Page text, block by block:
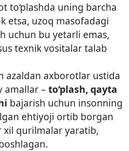
to‘plashda uning barcha
etsa, uzoq masofadagi
uchun bu yetarli emas,
texnik vositalar talab
azaldan axborotlar ustida
amallar – to‘plash, qayta
bajarish uchun insonning
ehtiyoji ortib borgan
xil qurilmalar yaratib,